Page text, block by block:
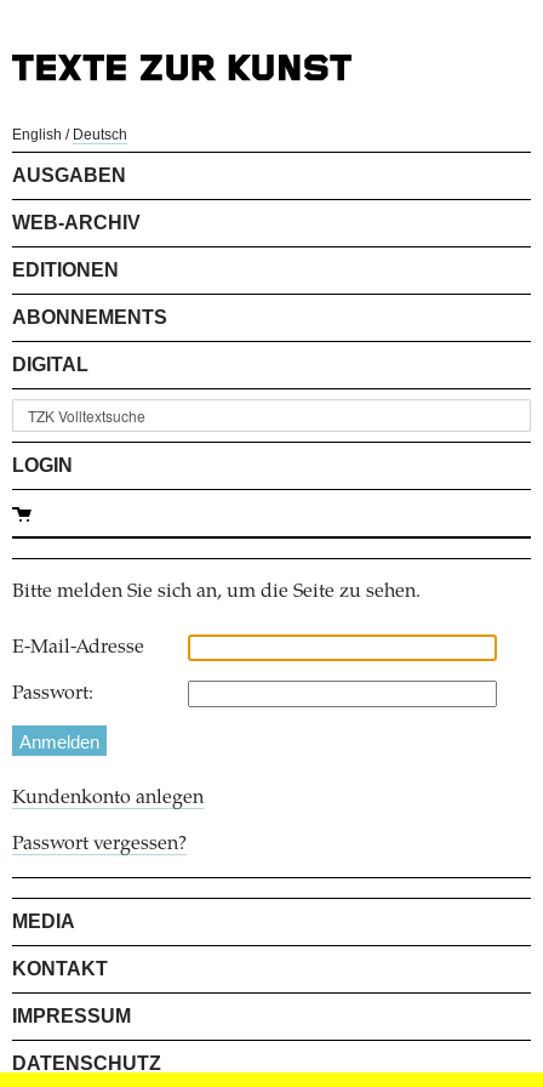
English / Deutsch
AUSGABEN
WEB-ARCHIV
EDITIONEN
ABONNEMENTS
DIGITAL
LOGIN
Bitte melden Sie sich an, um die Seite zu sehen.
E-Mail-Adresse
Passwort:
Kundenkonto anlegen
Passwort vergessen?
MEDIA
KONTAKT
IMPRESSUM
DATENSCHUTZ